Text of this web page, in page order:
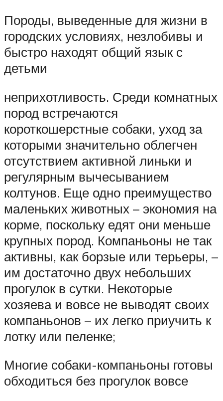
Породы, выведенные для жизни в
городских условиях, незлобивы и
быстро находят общий язык с
детьми
неприхотливость. Среди комнатных
пород встречаются
короткошерстные собаки, уход за
которыми значительно облегчен
отсутствием активной линьки и
регулярным вычесыванием
колтунов. Еще одно преимущество
маленьких животных – экономия на
корме, поскольку едят они меньше
крупных пород. Компаньоны не так
активны, как борзые или терьеры, –
им достаточно двух небольших
прогулок в сутки. Некоторые
хозяева и вовсе не выводят своих
компаньонов – их легко приучить к
лотку или пеленке;
Многие собаки-компаньоны готовы
обходиться без прогулок вовсе